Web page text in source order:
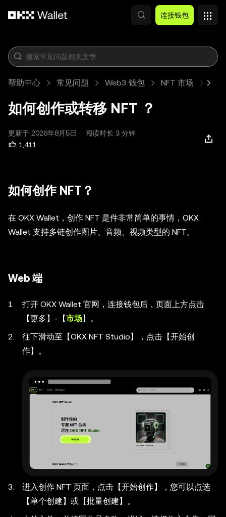
连接钱包
帮助中心 常见问题 Web3 钱包 NFT 市场 文章
如何创作或转移 NFT ？
更新于 2026年8月5日
阅读时长 3 分钟
1,411
如何创作 NFT？
在 OKX Wallet，创作 NFT 是件非常简单的事情，OKX
Wallet 支持多链创作图片、音频、视频类型的 NFT。
Web 端
打开 OKX Wallet 官网，连接钱包后，页面上方点击
【更多】-【市场】。
往下滑动至【OKX NFT Studio】，点击【开始创
作】。
进入创作 NFT 页面，点击【开始创作】，您可以点选
【单个创建】或【批量创建】。